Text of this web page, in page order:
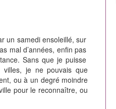
un samedi ensoleillé, sur
mal d’années, enfin pas
Sans que je puisse
villes, je ne pouvais que
ou à un degré moindre
pour le reconnaître, ou